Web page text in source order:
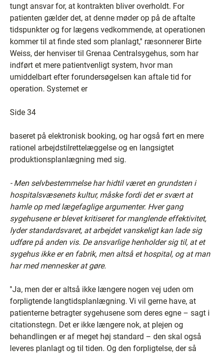
tungt ansvar for, at kontrakten bliver overholdt. For
patienten gælder det, at denne møder op på de aftalte
tidspunkter og for lægens vedkommende, at operationen
kommer til at finde sted som planlagt,'' ræsonnerer Birte
Weiss, der henviser til Grenaa Centralsygehus, som har
indført et mere patientvenligt system, hvor man
umiddelbart efter forundersøgelsen kan aftale tid for
operation. Systemet er
Side 34
baseret på elektronisk booking, og har også ført en mere
rationel arbejdstilrettelæggelse og en langsigtet
produktionsplanlægning med sig.
- Men selvbestemmelse har hidtil været en grundsten i
hospitalsvæsenets kultur, måske fordi det er svært at
hamle op med lægefaglige argumenter. Hver gang
sygehusene er blevet kritiseret for manglende effektivitet,
lyder standardsvaret, at arbejdet vanskeligt kan lade sig
udføre på anden vis. De ansvarlige henholder sig til, at et
sygehus ikke er en fabrik, men altså et hospital, og at man
har med mennesker at gøre.
''Ja, men der er altså ikke længere nogen vej uden om
forpligtende langtidsplanlægning. Vi vil gerne have, at
patienterne betragter sygehusene som deres egne – sagt i
citationstegn. Det er ikke længere nok, at plejen og
behandlingen er af meget høj standard – den skal også
leveres planlagt og til tiden. Og den forpligtelse, der så